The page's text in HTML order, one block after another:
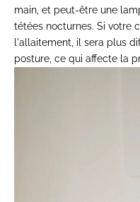
main, et peut-être une
tétées nocturnes. Si votre
l'allaitement, il sera plus
posture, ce qui affecte la